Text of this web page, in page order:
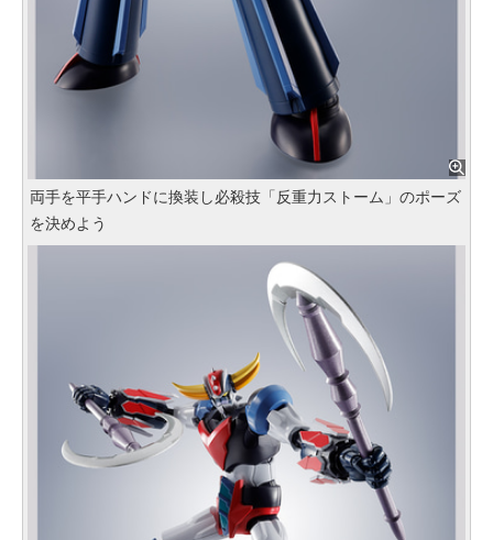
両手を平手ハンドに換装し必殺技「反重力ストーム」のポーズ
を決めよう